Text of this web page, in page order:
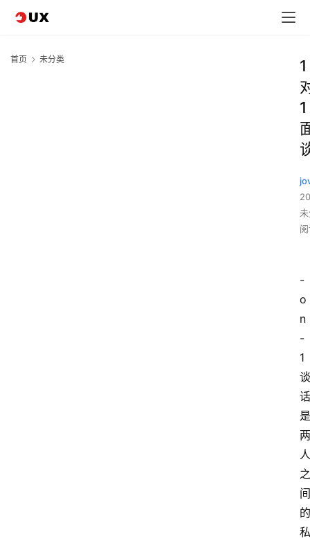
首页 未分类
1
1
-
o
n
-
1
谈
话
是
两
人
之
间
的
私